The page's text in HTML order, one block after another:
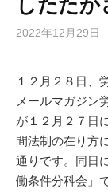
したたか
2022年12月29日
１２月２８日、
メールマガジン
が１２月２７日
間法制の在り方
通りです。同日
働条件分科会」